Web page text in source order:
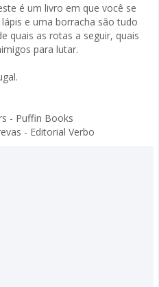
é um livro em que você se
e uma borracha são tudo
quais as rotas a seguir, quais
para lutar.
- Puffin Books
- Editorial Verbo